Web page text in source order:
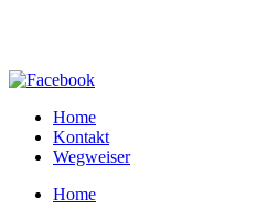
Home
Kontakt
Wegweiser
Home